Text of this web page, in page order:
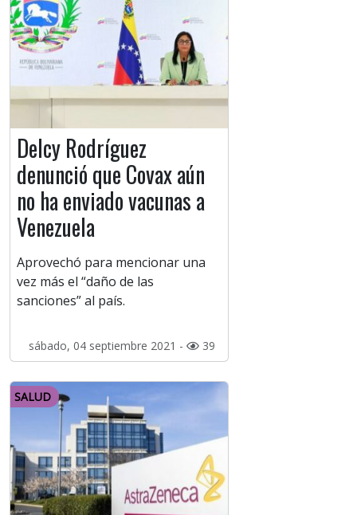
Delcy Rodríguez
denunció que Covax aún
no ha enviado vacunas a
Venezuela
Aprovechó para mencionar una
vez más el “daño de las
sanciones” al país.
sábado, 04 septiembre 2021 - 39
SALUD